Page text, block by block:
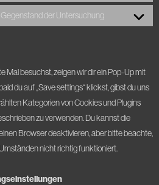
Gegenstand der Untersuchung
Mal besuchst, zeigen wir dir ein Pop-Up mit
du auf „Save settings“ klickst, gibst du uns
Kategorien von Cookies und Plugins
zu verwenden. Du kannst die
Browser deaktivieren, aber bitte beachte,
nicht richtig funktioniert.